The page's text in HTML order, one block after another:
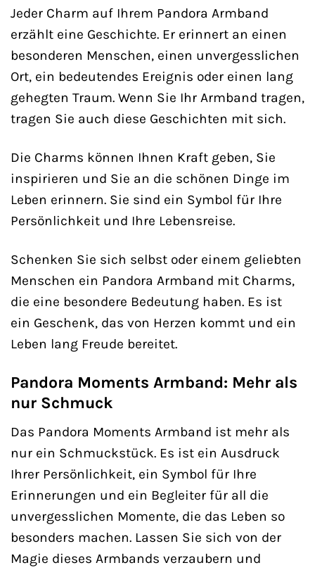
Jeder Charm auf Ihrem Pandora Armband
erzählt eine Geschichte. Er erinnert an einen
besonderen Menschen, einen unvergesslichen
Ort, ein bedeutendes Ereignis oder einen lang
gehegten Traum. Wenn Sie Ihr Armband tragen,
tragen Sie auch diese Geschichten mit sich.
Die Charms können Ihnen Kraft geben, Sie
inspirieren und Sie an die schönen Dinge im
Leben erinnern. Sie sind ein Symbol für Ihre
Persönlichkeit und Ihre Lebensreise.
Schenken Sie sich selbst oder einem geliebten
Menschen ein Pandora Armband mit Charms,
die eine besondere Bedeutung haben. Es ist
ein Geschenk, das von Herzen kommt und ein
Leben lang Freude bereitet.
Pandora Moments Armband: Mehr als
nur Schmuck
Das Pandora Moments Armband ist mehr als
nur ein Schmuckstück. Es ist ein Ausdruck
Ihrer Persönlichkeit, ein Symbol für Ihre
Erinnerungen und ein Begleiter für all die
unvergesslichen Momente, die das Leben so
besonders machen. Lassen Sie sich von der
Magie dieses Armbands verzaubern und